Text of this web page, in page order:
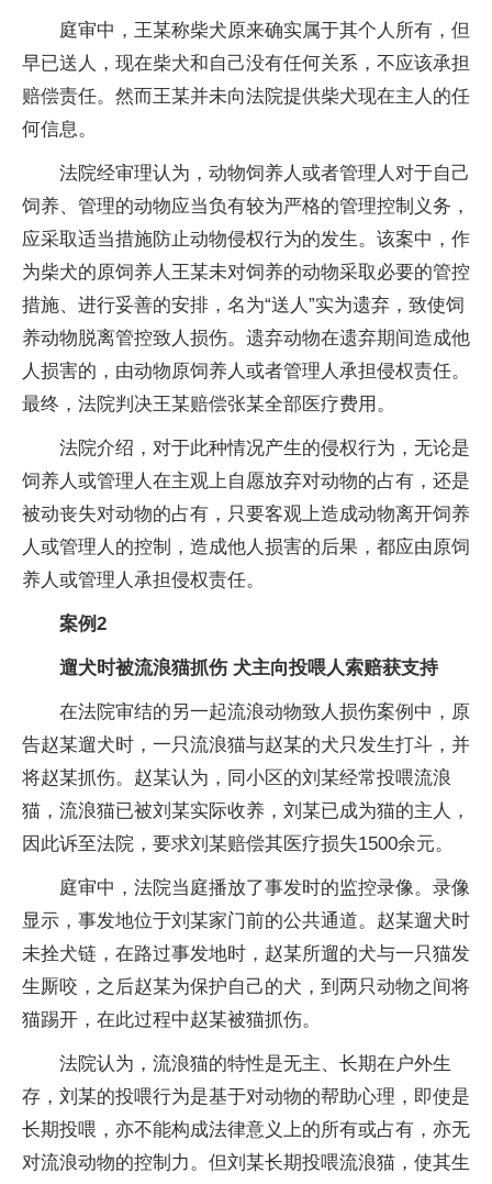
庭审中，王某称柴犬原来确实属于其个人所有，但
早已送人，现在柴犬和自己没有任何关系，不应该承担
赔偿责任。然而王某并未向法院提供柴犬现在主人的任
何信息。
法院经审理认为，动物饲养人或者管理人对于自己
饲养、管理的动物应当负有较为严格的管理控制义务，
应采取适当措施防止动物侵权行为的发生。该案中，作
为柴犬的原饲养人王某未对饲养的动物采取必要的管控
措施、进行妥善的安排，名为“送人”实为遗弃，致使饲
养动物脱离管控致人损伤。遗弃动物在遗弃期间造成他
人损害的，由动物原饲养人或者管理人承担侵权责任。
最终，法院判决王某赔偿张某全部医疗费用。
法院介绍，对于此种情况产生的侵权行为，无论是
饲养人或管理人在主观上自愿放弃对动物的占有，还是
被动丧失对动物的占有，只要客观上造成动物离开饲养
人或管理人的控制，造成他人损害的后果，都应由原饲
养人或管理人承担侵权责任。
案例2
遛犬时被流浪猫抓伤 犬主向投喂人索赔获支持
在法院审结的另一起流浪动物致人损伤案例中，原
告赵某遛犬时，一只流浪猫与赵某的犬只发生打斗，并
将赵某抓伤。赵某认为，同小区的刘某经常投喂流浪
猫，流浪猫已被刘某实际收养，刘某已成为猫的主人，
因此诉至法院，要求刘某赔偿其医疗损失1500余元。
庭审中，法院当庭播放了事发时的监控录像。录像
显示，事发地位于刘某家门前的公共通道。赵某遛犬时
未拴犬链，在路过事发地时，赵某所遛的犬与一只猫发
生厮咬，之后赵某为保护自己的犬，到两只动物之间将
猫踢开，在此过程中赵某被猫抓伤。
法院认为，流浪猫的特性是无主、长期在户外生
存，刘某的投喂行为是基于对动物的帮助心理，即使是
长期投喂，亦不能构成法律意义上的所有或占有，亦无
对流浪动物的控制力。但刘某长期投喂流浪猫，使其生